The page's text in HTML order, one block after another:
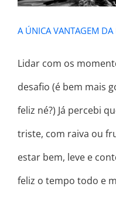
A ÚNICA VANTAGEM DA
Lidar com os
desafio (é bem mais
feliz né?) Já percebi
triste, com raiva ou
estar bem, leve e
feliz o tempo todo e